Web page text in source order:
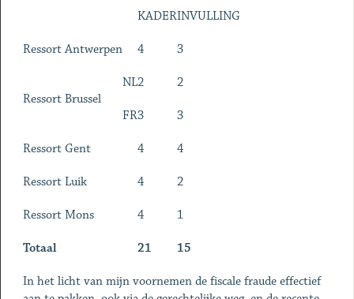
KADERINVULLING
Ressort Antwerpen 4 3
Ressort Brussel
NL2 2
FR3 3
Ressort Gent 4 4
Ressort Luik 4 2
Ressort Mons 4 1
Totaal 21 15
In het licht van mijn voornemen de fiscale fraude effectief